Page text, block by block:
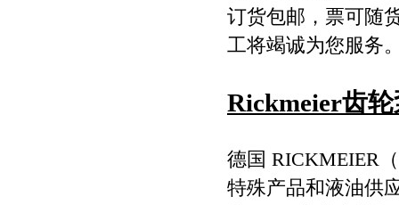
订货包邮，票可随
工将竭诚为您服务
Rickmeier齿
德国 RICKMEIER
特殊产品和液油供